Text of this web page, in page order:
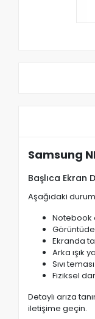
Samsung
Başlıca Ekran
Aşağıdaki
Notebook
Ekranda
Arka ışık
Sıvı
Fiziksel
Detaylı arıza
iletişime geçin.